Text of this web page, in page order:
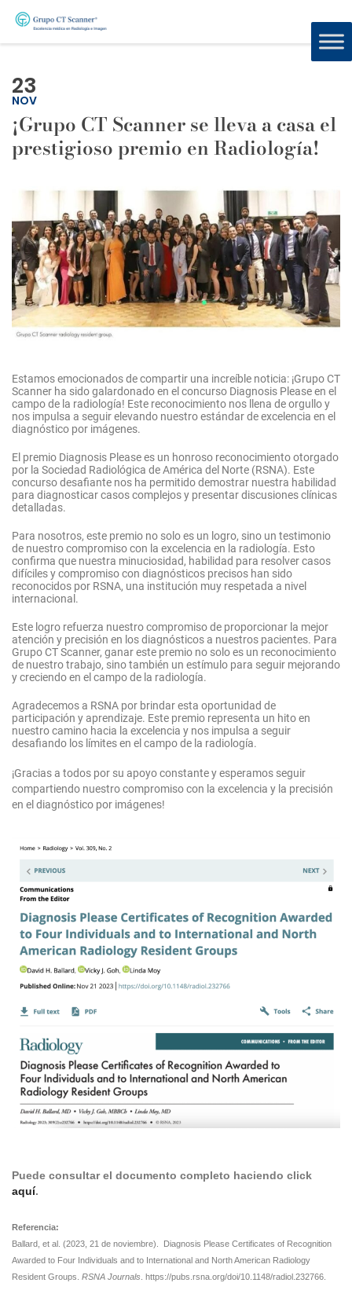
23
NOV
¡Grupo CT Scanner se lleva a casa el
prestigioso premio en Radiología!
Estamos emocionados de compartir una increíble noticia: ¡Grupo CT
Scanner ha sido galardonado en el concurso Diagnosis Please en el
campo de la radiología! Este reconocimiento nos llena de orgullo y
nos impulsa a seguir elevando nuestro estándar de excelencia en el
diagnóstico por imágenes.
El premio Diagnosis Please es un honroso reconocimiento otorgado
por la Sociedad Radiológica de América del Norte (RSNA). Este
concurso desafiante nos ha permitido demostrar nuestra habilidad
para diagnosticar casos complejos y presentar discusiones clínicas
detalladas.
Para nosotros, este premio no solo es un logro, sino un testimonio
de nuestro compromiso con la excelencia en la radiología. Esto
confirma que nuestra minuciosidad, habilidad para resolver casos
difíciles y compromiso con diagnósticos precisos han sido
reconocidos por RSNA, una institución muy respetada a nivel
internacional.
Este logro refuerza nuestro compromiso de proporcionar la mejor
atención y precisión en los diagnósticos a nuestros pacientes. Para
Grupo CT Scanner, ganar este premio no solo es un reconocimiento
de nuestro trabajo, sino también un estímulo para seguir mejorando
y creciendo en el campo de la radiología.
Agradecemos a RSNA por brindar esta oportunidad de
participación y aprendizaje. Este premio representa un hito en
nuestro camino hacia la excelencia y nos impulsa a seguir
desafiando los límites en el campo de la radiología.
¡Gracias a todos por su apoyo constante y esperamos seguir
compartiendo nuestro compromiso con la excelencia y la precisión
en el diagnóstico por imágenes!
Puede consultar el documento completo haciendo click
aquí.
Referencia:
Ballard, et al. (2023, 21 de noviembre). Diagnosis Please Certificates of Recognition
Awarded to Four Individuals and to International and North American Radiology
Resident Groups. RSNA Journals . https://pubs.rsna.org/doi/10.1148/radiol.232766.